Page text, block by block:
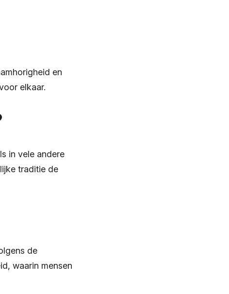
en
elkaar.
in vele andere
traditie de
de
waarin mensen